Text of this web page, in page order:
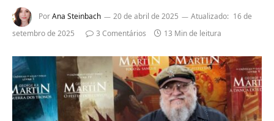
PorAna Steinbach 20 de abril de 2025 Atualizado: 16 de
setembro de 2025
3 Comentários 13 Min de leitura